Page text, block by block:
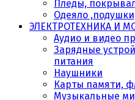
Пледы,
Одеяло
ЭЛЕКТРОТЕХНИКА И
Аудио и видео
Зарядные
питания
Наушники
Карты памяти,
Музыкальные